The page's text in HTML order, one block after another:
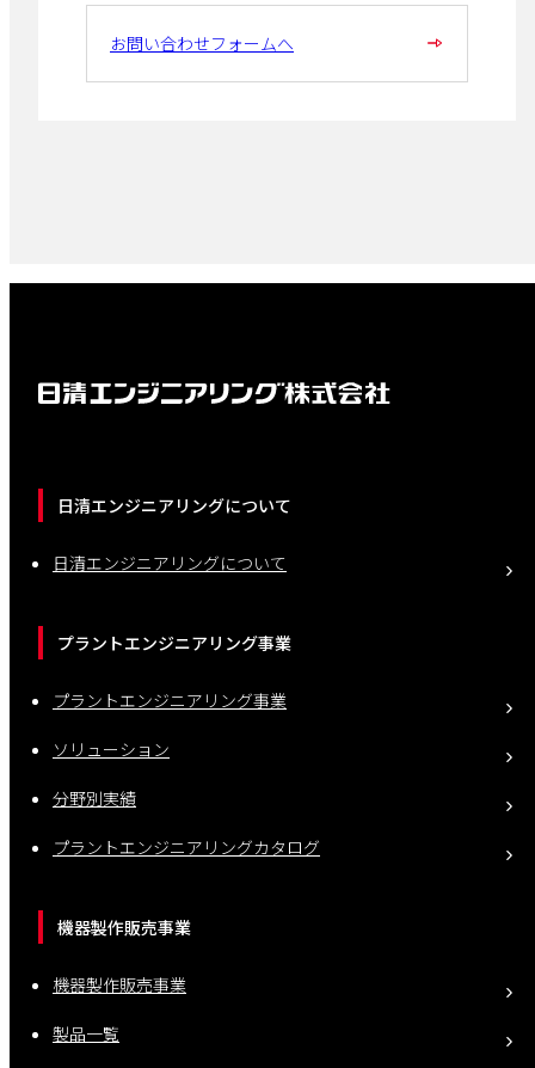
お問い合わせフォームへ
日清エンジニアリングについて
日清エンジニアリングについて
プラントエンジニアリング事業
プラントエンジニアリング事業
ソリューション
分野別実績
プラントエンジニアリングカタログ
機器製作販売事業
機器製作販売事業
製品一覧